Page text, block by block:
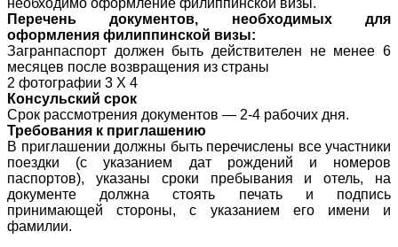
Перечень документов, необходимых для
оформления филиппинской визы:
Загранпаспорт должен быть действителен не менее 6
месяцев после возвращения из страны
2 фотографии 3 Х 4
Консульский срок
Срок рассмотрения документов — 2-4 рабочих дня.
Требования к приглашению
В приглашении должны быть перечислены все участники
поездки (с указанием дат рождений и номеров
паспортов), указаны сроки пребывания и отель, на
документе должна стоять печать и подпись
принимающей стороны, с указанием его имени и
фамилии.